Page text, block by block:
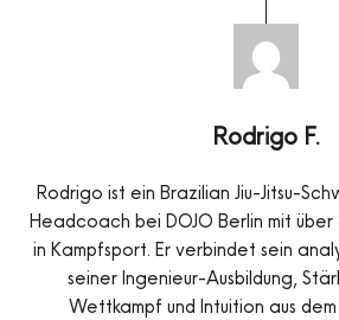
Rodrigo F.
Rodrigo ist ein Brazilian Jiu-Jitsu-
Headcoach bei DOJO Berlin mit über
in Kampfsport. Er verbindet sein
seiner Ingenieur-Ausbildung,
Wettkampf und Intuition aus